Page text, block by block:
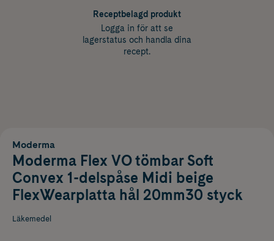
Receptbelagd produkt
Logga in för att se
lagerstatus och handla dina
recept.
Moderma
Moderma Flex VO tömbar Soft
Convex 1-delspåse Midi beige
FlexWearplatta hål 20mm30 styck
Läkemedel